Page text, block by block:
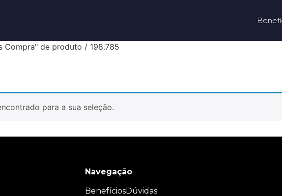
Compra" de produto / 198.785
para a sua seleção.
Navegação
BenefíciosDúvidas